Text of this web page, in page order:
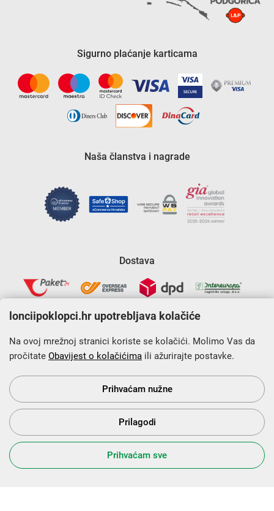
Sigurno plaćanje karticama
Naša članstva i nagrade
Dostava
Krajnji primatelj financijskog instrumenta sufinanciranog iz
Europskog fonda za regionalni razvoj u sklopu Operativnog
programa „Konkurentnost i kohezija”.
s Vama od 2014. godine!
lonciipoklopci.hr upotrebljava kolačiće
Na ovoj mrežnoj stranici koriste se kolačići. Molimo Vas da
pročitate Obavijest o kolačićima ili ažurirajte postavke.
Prihvaćam nužne
Prilagodi
Prihvaćam sve